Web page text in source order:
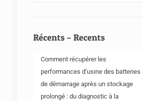
Récents – Recents
Comment récupérer les
performances d’usine des batteries
de démarrage après un stockage
prolongé : du diagnostic à la